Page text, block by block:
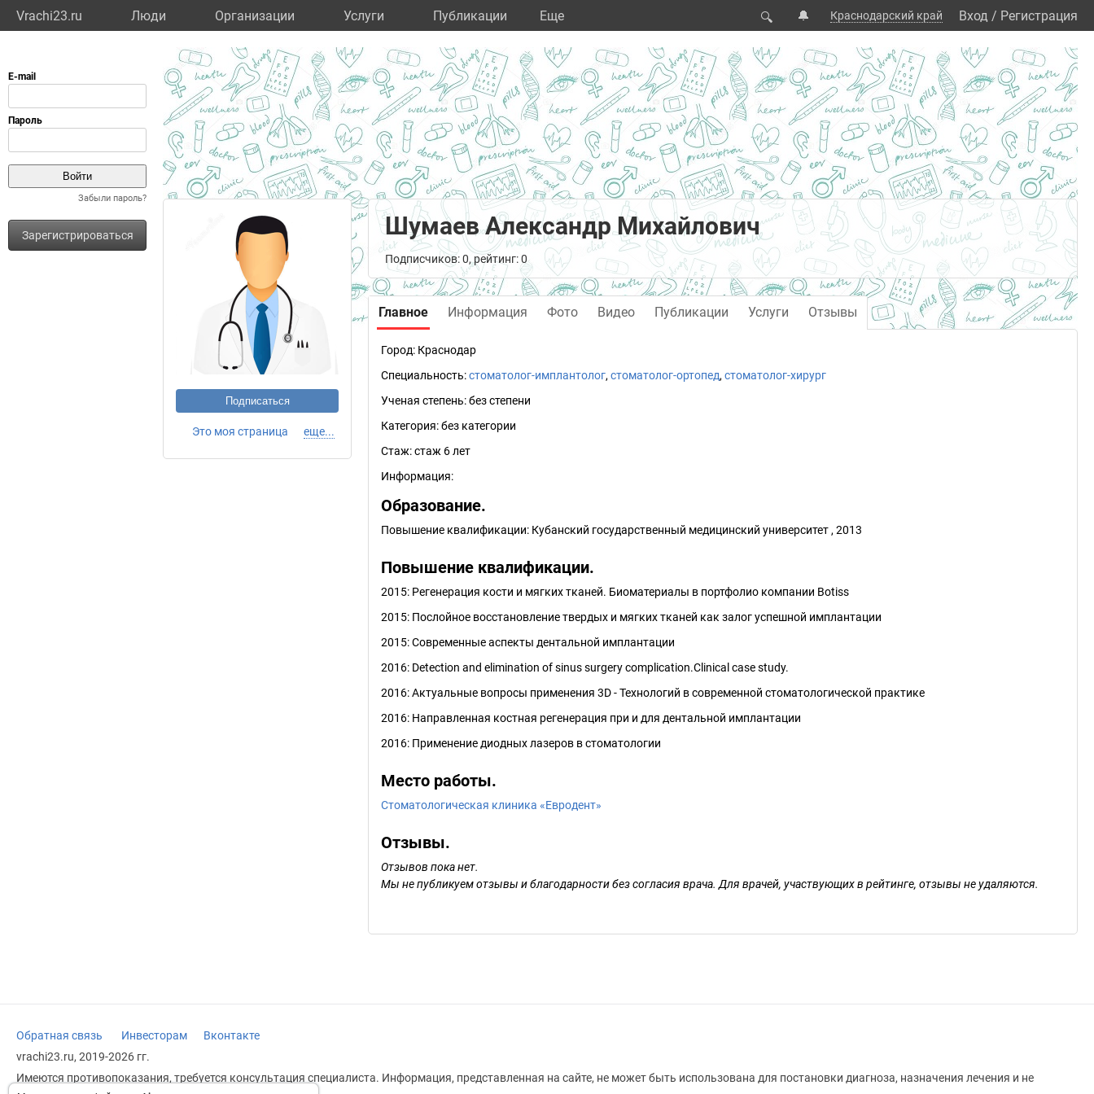
Vrachi23.ru Люди Организации Услуги Публикации Eще 🔍 🔔 Краснодарский край Вход / Регистрация
Забыли пароль?
Зарегистрироваться
Подписаться
Это моя страница еще...
Шумаев Александр Михайлович
Подписчиков: 0, рейтинг: 0
Главное Информация Фото Видео Публикации Услуги Отзывы
Город: Краснодар
Специальность:стоматолог-имплантолог, стоматолог-ортопед, стоматолог-хирург
Ученая степень:без степени
Категория:без категории
Стаж:стаж 6 лет
Информация:
Образование.
Повышение квалификации: Кубанский государственный медицинский университет , 2013
Повышение квалификации.
2015: Регенерация кости и мягких тканей. Биоматериалы в портфолио компании Botiss
2015: Послойное восстановление твердых и мягких тканей как залог успешной имплантации
2015: Современные аспекты дентальной имплантации
2016: Detection and elimination of sinus surgery complication.Clinical case study.
2016: Актуальные вопросы применения 3D - Технологий в современной стоматологической практике
2016: Направленная костная регенерация при и для дентальной имплантации
2016: Применение диодных лазеров в стоматологии
Место работы.
Стоматологическая клиника «Евродент»
Отзывы.
Отзывов пока нет.
Мы не публикуем отзывы и благодарности без согласия врача. Для врачей, участвующих в рейтинге, отзывы не удаляются.
Обратная связь Инвесторам
Вконтакте
vrachi23.ru, 2019-2026 гг.
Имеются противопоказания, требуется консультация специалиста. Информация, представленная на сайте, не может быть использована для постановки диагноза, назначения лечения и не
заменяет прием врача.